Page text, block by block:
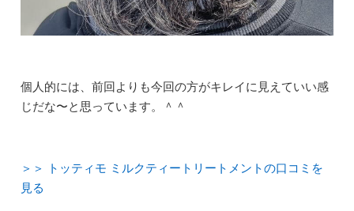
個人的には、前回よりも今回の方がキレイに見えていい感
じだな〜と思っています。＾＾
＞＞ トッティモ ミルクティートリートメントの口コミを
見る